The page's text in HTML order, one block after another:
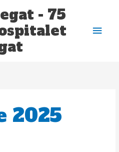
- 75
2025